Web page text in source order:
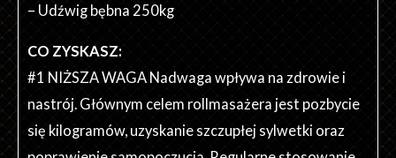
– Udźwig bębna 250kg
CO ZYSKASZ:
#1 NIŻSZA WAGA Nadwaga wpływa na zdrowie i
nastrój. Głównym celem rollmasażera jest pozbycie
się kilogramów, uzyskanie szczupłej sylwetki oraz